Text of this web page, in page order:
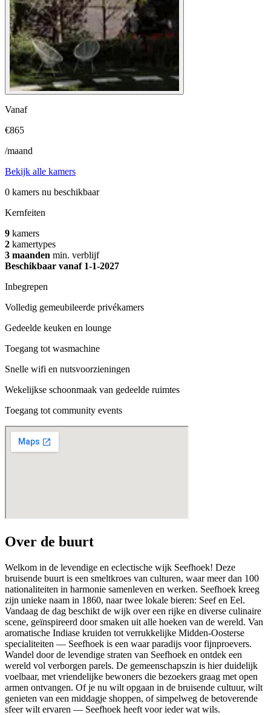
Vanaf
€865
/maand
Bekijk alle kamers
0 kamers nu beschikbaar
Kernfeiten
9 kamers
2 kamertypes
3 maanden min. verblijf
Beschikbaar vanaf 1-1-2027
Inbegrepen
Volledig gemeubileerde privékamers
Gedeelde keuken en lounge
Toegang tot wasmachine
Snelle wifi en nutsvoorzieningen
Wekelijkse schoonmaak van gedeelde ruimtes
Toegang tot community events
Over de buurt
Welkom in de levendige en eclectische wijk Seefhoek! Deze
bruisende buurt is een smeltkroes van culturen, waar meer dan 100
nationaliteiten in harmonie samenleven en werken. Seefhoek kreeg
zijn unieke naam in 1860, naar twee lokale bieren: Seef en Eel.
Vandaag de dag beschikt de wijk over een rijke en diverse culinaire
scene, geïnspireerd door smaken uit alle hoeken van de wereld. Van
aromatische Indiase kruiden tot verrukkelijke Midden-Oosterse
specialiteiten — Seefhoek is een waar paradijs voor fijnproevers.
Wandel door de levendige straten van Seefhoek en ontdek een
wereld vol verborgen parels. De gemeenschapszin is hier duidelijk
voelbaar, met vriendelijke bewoners die bezoekers graag met open
armen ontvangen. Of je nu wilt opgaan in de bruisende cultuur, wilt
genieten van een middagje shoppen, of simpelweg de betoverende
sfeer wilt ervaren — Seefhoek heeft voor ieder wat wils.